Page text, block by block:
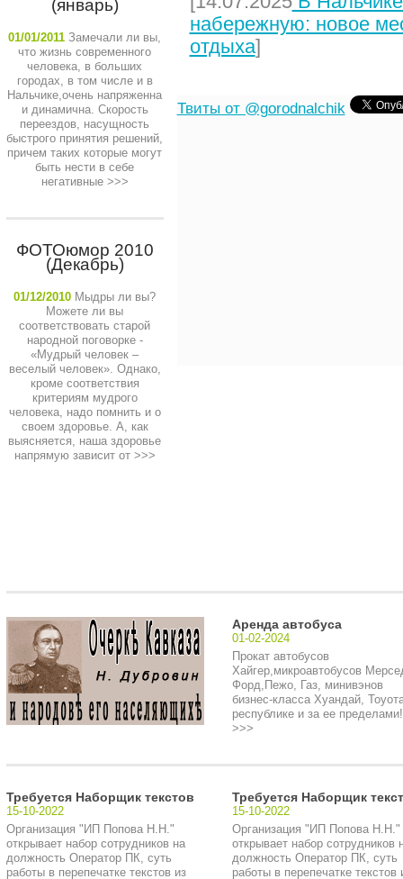
(январь)
01/01/2011 Замечали ли вы,
что жизнь современного
человека, в больших
городах, в том числе и в
Нальчике,очень напряженна
и динамична. Скорость
переездов, насущность
быстрого принятия решений,
причем таких которые могут
быть нести в себе
негативные>>>
ФОТОюмор 2010
(Декабрь)
01/12/2010 Мыдры ли вы?
Можете ли вы
соответствовать старой
народной поговорке -
«Мудрый человек –
веселый человек». Однако,
кроме соответствия
критериям мудрого
человека, надо помнить и о
своем здоровье. А, как
выясняется, наша здоровье
напрямую зависит от>>>
набережную: новое
отдыха]
Твиты от @gorodnalchik
Аренда автобуса
01-02-2024
Прокат автобусов
Хайгер,микроавтобусов
Форд,Пежо, Газ, минивэнов
бизнес-класса Хуандай,
республике и за ее
>>>
Требуется Наборщик текстов
15-10-2022
Организация "ИП Попова Н.Н."
открывает набор сотрудников на
должность Оператор ПК, суть
работы в перепечатке текстов из
Требуется Наборщик
15-10-2022
Организация "ИП Попова Н.Н."
открывает набор сотрудников
должность Оператор ПК, суть
работы в перепечатке текстов